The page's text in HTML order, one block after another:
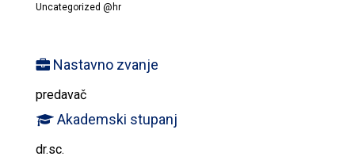
Uncategorized @hr
Nastavno zvanje
predavač
Akademski stupanj
dr.sc.